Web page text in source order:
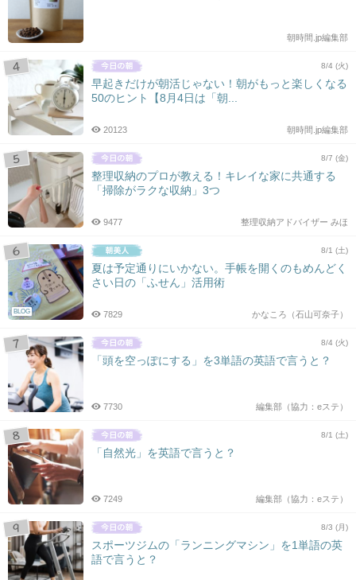
朝時間.jp編集部
8/4 (火)
早起きだけが朝活じゃない！朝がもっと楽しくなる
50のヒント【8月4日は「朝...
朝時間.jp編集部
20123
8/7 (金)
整理収納のプロが教える！キレイな家に共通する
「掃除がラクな収納」3つ
整理収納アドバイザー みほ
9477
BLOG
8/1 (土)
夏は予定通りにいかない。手帳を開くのもめんどく
さい日の「ふせん」活用術
かなころ（石山可奈子）
7829
8/4 (火)
「頭を空っぽにする」を3単語の英語で言うと？
編集部（協力：eステ）
7730
8/1 (土)
「自然光」を英語で言うと？
編集部（協力：eステ）
7249
8/3 (月)
スポーツジムの「ランニングマシン」を1単語の英
語で言うと？